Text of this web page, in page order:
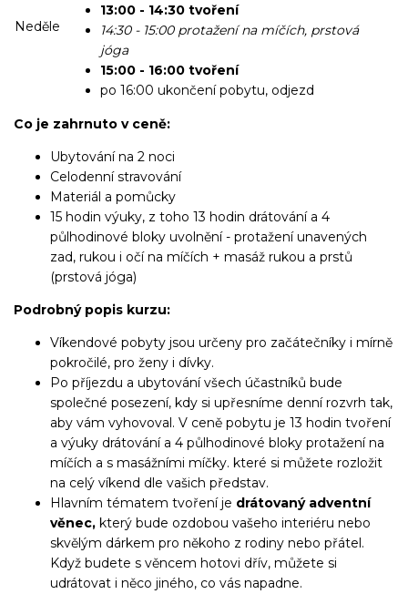
Neděle
13:00 - 14:30 tvoření
14:30 - 15:00 protažení na míčích, prstová
jóga
15:00 - 16:00 tvoření
po 16:00 ukončení pobytu, odjezd
Co je zahrnuto v ceně:
Ubytování na 2 noci
Celodenní stravování
Materiál a pomůcky
15 hodin výuky, z toho 13 hodin drátování a 4
půlhodinové bloky uvolnění - protažení unavených
zad, rukou i očí na míčích + masáž rukou a prstů
(prstová jóga)
Podrobný popis kurzu:
Víkendové pobyty jsou určeny pro začátečníky i mírně
pokročilé, pro ženy i dívky.
Po příjezdu a ubytování všech účastníků bude
společné posezení, kdy si upřesníme denní rozvrh tak,
aby vám vyhovoval. V ceně pobytu je 13 hodin tvoření
a výuky drátování a 4 půlhodinové bloky protažení na
míčích a s masážními míčky. které si můžete rozložit
na celý víkend dle vašich představ.
Hlavním tématem tvoření je drátovaný adventní
věnec, který bude ozdobou vašeho interiéru nebo
skvělým dárkem pro někoho z rodiny nebo přátel.
Když budete s věncem hotovi dřív, můžete si
udrátovat i něco jiného, co vás napadne.